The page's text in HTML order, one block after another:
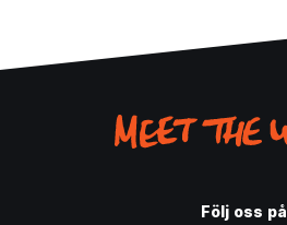
Följ oss på